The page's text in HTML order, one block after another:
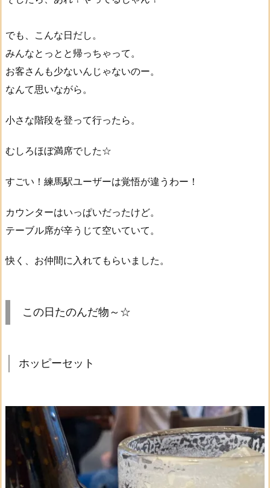
でも、こんな日だし。
みんなとっとと帰っちゃって。
お客さんも少ないんじゃないのー。
なんて思いながら。
小さな階段を登って行ったら。
むしろほぼ満席でした☆
すごい！練馬駅ユーザーは覚悟が違うわー！
カウンターはいっぱいだったけど。
テーブル席が辛うじて空いていて。
快く、お仲間に入れてもらいました。
この日たのんだ物～☆
ホッピーセット